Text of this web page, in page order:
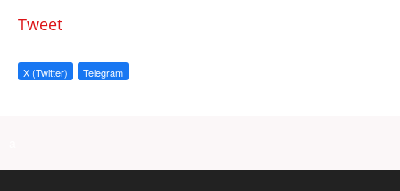
Tweet
X (Twitter) Telegram